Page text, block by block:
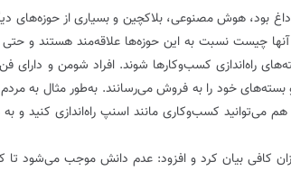
بود، هوش مصنوعی، بلاکچین و بسیاری از حوزه‌های
چیست نسبت به این حوزه‌ها علاقه‌مند هستند و حتی
راه‌اندازی کسب‌و‌کارها شوند. افراد شومن و دارای فن
خود را به فروش می‌رسانند. به‌طور مثال به
کسب‌و‌کاری مانند اسنپ راه‌اندازی کنید و
کافی بیان کرد و افزود: عدم دانش موجب می‌شود تا